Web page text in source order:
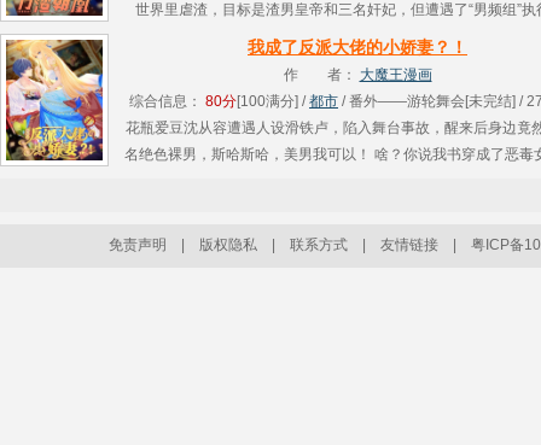
世界里虐渣，目标是渣男皇帝和三名奸妃，但遭遇了“男频组”执
陌，蒋陌为保证完成男频时空的任务，降临到小世界，驱逐偷渡
我成了反派大佬的小娇妻？！
作 者：
大魔王漫画
综合信息： 80分[100满分] /都市 / 番外——游轮舞会[未完结] /
花瓶爱豆沈从容遭遇人设滑铁卢，陷入舞台事故，醒来后身边竟
名绝色裸男，斯哈斯哈，美男我可以！ 啥？你说我书穿成了恶毒
免责声明 版权隐私 联系方式 友情链接 粤ICP备